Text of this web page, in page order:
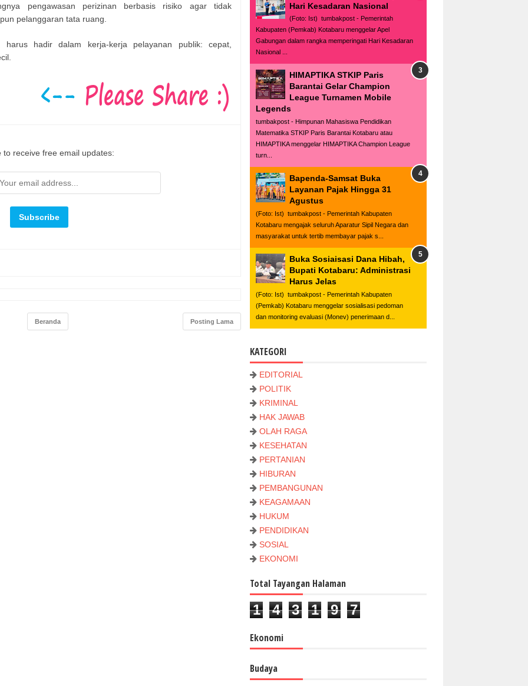
pengawasan perizinan berbasis risiko agar tidak
pelanggaran tata ruang.
harus hadir dalam kerja-kerja pelayanan publik: cepat,
to receive free email updates:
Posting Lama
Beranda
Hari Kesadaran Nasional
(Foto: Ist) tumbakpost - Pemerintah
Kabupaten (Pemkab) Kotabaru menggelar Apel
Gabungan dalam rangka memperingati Hari Kesadaran
Nasional ...
HIMAPTIKA STKIP Paris
Barantai Gelar Champion
League Turnamen Mobile
Legends
tumbakpost - Himpunan Mahasiswa Pendidikan
Matematika STKIP Paris Barantai Kotabaru atau
HIMAPTIKA menggelar HIMAPTIKA Champion League
turn...
Bapenda-Samsat Buka
Layanan Pajak Hingga 31
Agustus
(Foto: Ist) tumbakpost - Pemerintah Kabupaten
Kotabaru mengajak seluruh Aparatur Sipil Negara dan
masyarakat untuk tertib membayar pajak s...
Buka Sosiaisasi Dana Hibah,
Bupati Kotabaru: Administrasi
Harus Jelas
(Foto: Ist) tumbakpost - Pemerintah Kabupaten
(Pemkab) Kotabaru menggelar sosialisasi pedoman
dan monitoring evaluasi (Monev) penerimaan d...
KATEGORI
EDITORIAL
POLITIK
KRIMINAL
HAK JAWAB
OLAH RAGA
KESEHATAN
PERTANIAN
HIBURAN
PEMBANGUNAN
KEAGAMAAN
HUKUM
PENDIDIKAN
SOSIAL
EKONOMI
Total Tayangan Halaman
1 4 3 1 9 7
Ekonomi
Budaya